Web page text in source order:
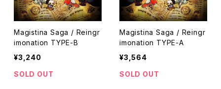
Magistina Saga / Reingr
imonation TYPE-B
¥3,240
SOLD OUT
Magistina Saga / Reingr
imonation TYPE-A
¥3,564
SOLD OUT